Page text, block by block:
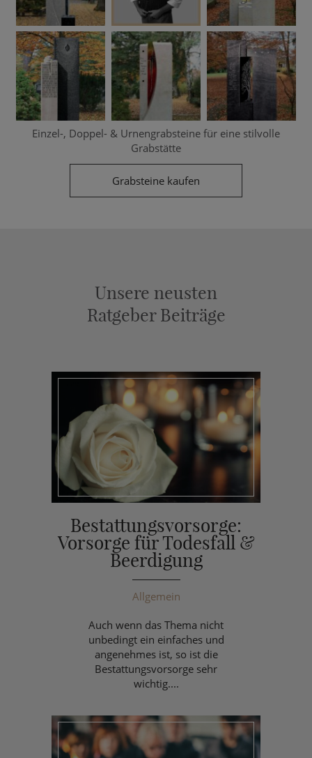
Einzel-, Doppel- & Urnengrabsteine für eine stilvolle
Grabstätte
Grabsteine kaufen
Unsere neusten
Ratgeber Beiträge
Bestattungsvorsorge:
Vorsorge für Todesfall &
Beerdigung
Allgemein
Auch wenn das Thema nicht
unbedingt ein einfaches und
angenehmes ist, so ist die
Bestattungsvorsorge sehr
wichtig....